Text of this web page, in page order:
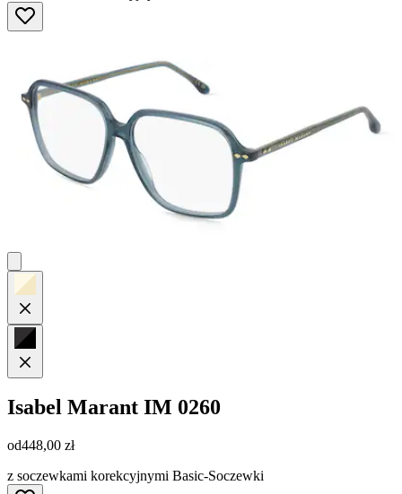
Isabel Marant IM 0260
od448,00 zł
z soczewkami korekcyjnymi Basic-Soczewki